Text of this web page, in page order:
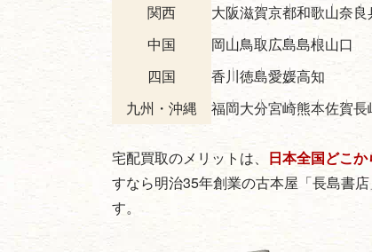
関西
大阪滋賀京都和歌山奈良
中国
岡山鳥取広島島根山口
四国
香川徳島愛媛高知
九州・沖縄
福岡大分宮崎熊本佐賀長
宅配買取のメリットは、 日本全国どこ
すなら明治35年創業の古本屋「長島書
す。